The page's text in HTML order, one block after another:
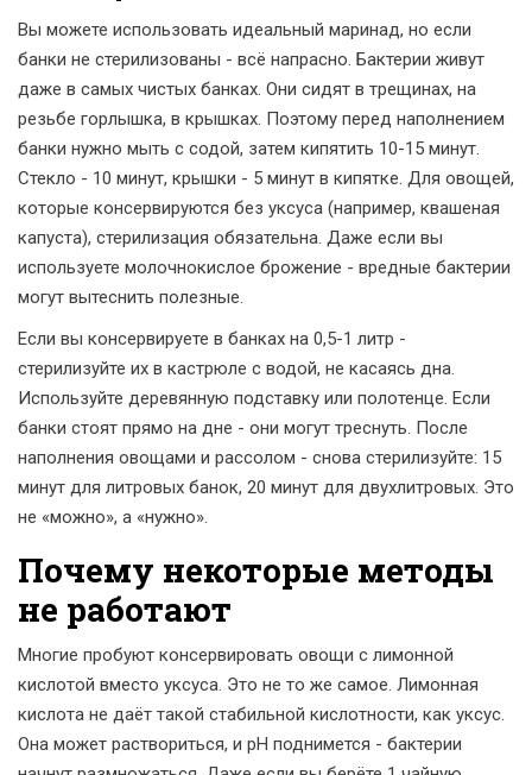
Вы можете использовать идеальный маринад, но если
банки не стерилизованы - всё напрасно. Бактерии живут
даже в самых чистых банках. Они сидят в трещинах, на
резьбе горлышка, в крышках. Поэтому перед наполнением
банки нужно мыть с содой, затем кипятить 10-15 минут.
Стекло - 10 минут, крышки - 5 минут в кипятке. Для овощей,
которые консервируются без уксуса (например, квашеная
капуста), стерилизация обязательна. Даже если вы
используете молочнокислое брожение - вредные бактерии
могут вытеснить полезные.
Если вы консервируете в банках на 0,5-1 литр -
стерилизуйте их в кастрюле с водой, не касаясь дна.
Используйте деревянную подставку или полотенце. Если
банки стоят прямо на дне - они могут треснуть. После
наполнения овощами и рассолом - снова стерилизуйте: 15
минут для литровых банок, 20 минут для двухлитровых. Это
не «можно», а «нужно».
Почему некоторые методы
не работают
Многие пробуют консервировать овощи с лимонной
кислотой вместо уксуса. Это не то же самое. Лимонная
кислота не даёт такой стабильной кислотности, как уксус.
Она может раствориться, и pH поднимется - бактерии